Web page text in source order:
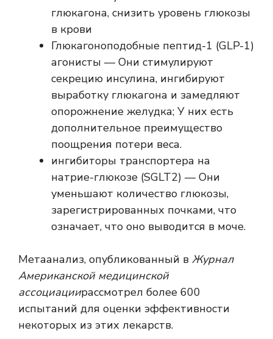
глюкагона, снизить уровень глюкозы
в крови
Глюкагоноподобные пептид-1 (GLP-1)
агонисты — Они стимулируют
секрецию инсулина, ингибируют
выработку глюкагона и замедляют
опорожнение желудка; У них есть
дополнительное преимущество
поощрения потери веса.
ингибиторы транспортера на
натрие-глюкозе (SGLT2) — Они
уменьшают количество глюкозы,
зарегистрированных почками, что
означает, что оно выводится в моче.
Метаанализ, опубликованный в Журнал
Американской медицинской
ассоциациирассмотрел более 600
испытаний для оценки эффективности
некоторых из этих лекарств.